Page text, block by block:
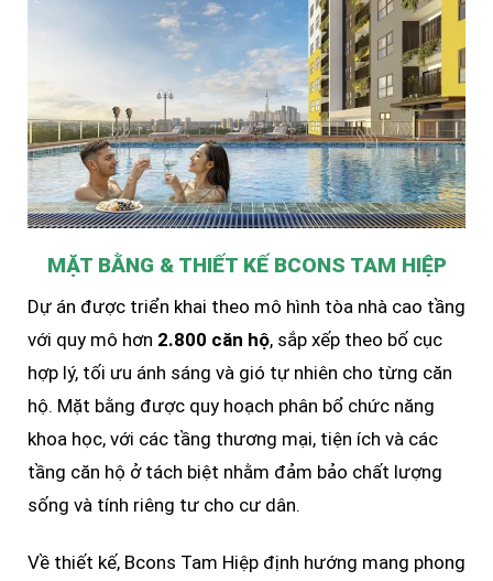
MẶT BẰNG & THIẾT KẾ BCONS TAM HIỆP
Dự án được triển khai theo mô hình tòa nhà cao tầng
với quy mô hơn 2.800 căn hộ, sắp xếp theo bố cục
hợp lý, tối ưu ánh sáng và gió tự nhiên cho từng căn
hộ. Mặt bằng được quy hoạch phân bổ chức năng
khoa học, với các tầng thương mại, tiện ích và các
tầng căn hộ ở tách biệt nhằm đảm bảo chất lượng
sống và tính riêng tư cho cư dân.
Về thiết kế, Bcons Tam Hiệp định hướng mang phong